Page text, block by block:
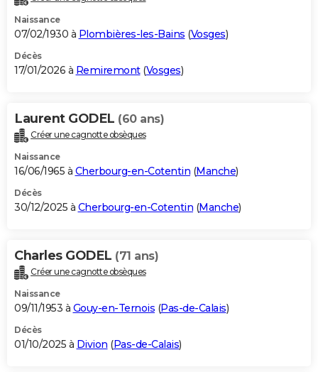
Naissance
07/02/1930 à Plombières-les-Bains (Vosges)
Décès
17/01/2026 à Remiremont(Vosges)
Laurent GODEL (60 ans)
Créer une cagnotte obsèques
Naissance
16/06/1965 à Cherbourg-en-Cotentin (Manche)
Décès
30/12/2025 à Cherbourg-en-Cotentin (Manche)
Charles GODEL (71 ans)
Créer une cagnotte obsèques
Naissance
09/11/1953 à Gouy-en-Ternois (Pas-de-Calais)
Décès
01/10/2025 à Divion (Pas-de-Calais)